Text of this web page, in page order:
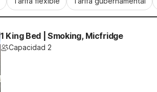
1 King Bed | Smoking, Micfridge
Capacidad 2